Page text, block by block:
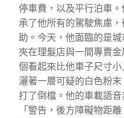
停車費，以及平行泊車
承了他所有的駕駛焦慮
助。今天，他面臨的是
夾在理髮店與一間專賣
個看起來比他車子尺寸
灑著一層可疑的白色粉
打了倒檔。他的車載語音
「警告，後方障礙物距